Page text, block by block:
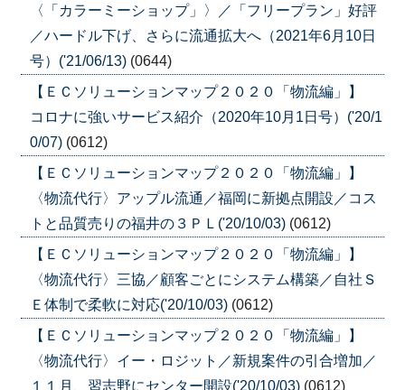
〈「カラーミーショップ」〉／「フリープラン」好評
／ハードル下げ、さらに流通拡大へ（2021年6月10日
号）('21/06/13) (0644)
【ＥＣソリューションマップ２０２０「物流編」】
コロナに強いサービス紹介（2020年10月1日号）('20/1
0/07) (0612)
【ＥＣソリューションマップ２０２０「物流編」】
〈物流代行〉アップル流通／福岡に新拠点開設／コス
トと品質売りの福井の３ＰＬ('20/10/03) (0612)
【ＥＣソリューションマップ２０２０「物流編」】
〈物流代行〉三協／顧客ごとにシステム構築／自社Ｓ
Ｅ体制で柔軟に対応('20/10/03) (0612)
【ＥＣソリューションマップ２０２０「物流編」】
〈物流代行〉イー・ロジット／新規案件の引合増加／
１１月、習志野にセンター開設('20/10/03) (0612)